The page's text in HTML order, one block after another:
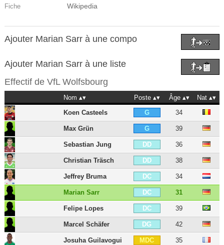
Fiche Wikipedia
Ajouter Marian Sarr à une compo
Ajouter Marian Sarr à une liste
Effectif de VfL Wolfsbourg
Nom Poste Âge
Nat
Koen Casteels
G 34
Max Grün G 39
Sebastian Jung DD 36
Christian Träsch DD 38
Jeffrey Bruma DC 34
Marian Sarr DC 31
Felipe Lopes DC 39
Marcel Schäfer DG 42
Josuha Guilavogui MDC 35